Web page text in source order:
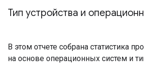
Тип устройства и
В этом отчете собрана статистика
на основе операционных систем и